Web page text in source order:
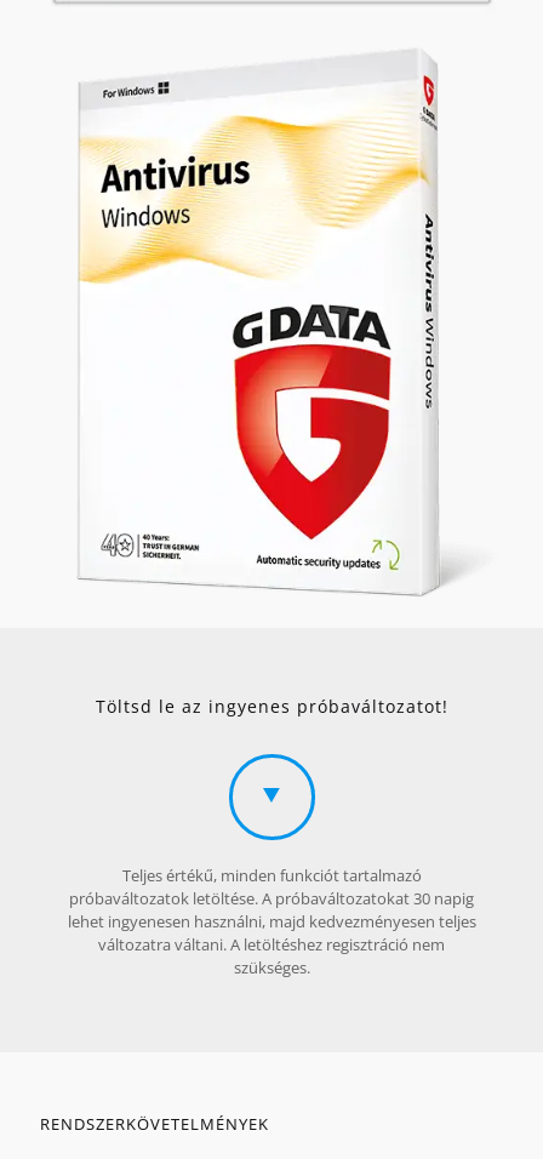
Töltsd le az ingyenes próbaváltozatot!
Teljes értékű, minden funkciót tartalmazó
próbaváltozatok letöltése. A próbaváltozatokat 30 napig
lehet ingyenesen használni, majd kedvezményesen teljes
változatra váltani. A letöltéshez regisztráció nem
szükséges.
RENDSZERKÖVETELMÉNYEK